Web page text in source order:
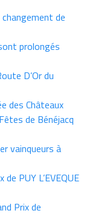
de
prolongés
D’Or du
des Châteaux
de Bénéjacq
vainqueurs à
PUY L’EVEQUE
Prix de